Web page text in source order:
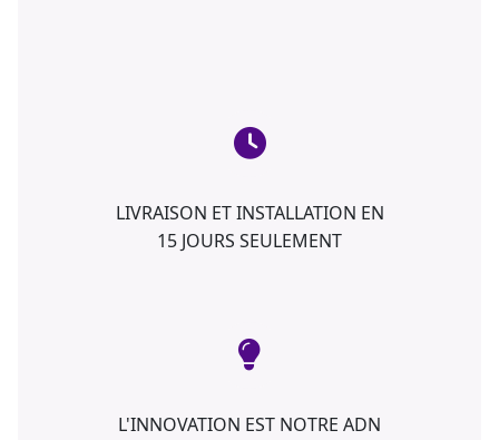
LIVRAISON ET INSTALLATION EN
15 JOURS SEULEMENT
L'INNOVATION EST NOTRE ADN